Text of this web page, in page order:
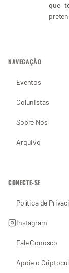
que
NAVEGAÇÃO
Eventos
Colunistas
Sobre Nós
Arquivo
CONECTE-SE
Política de
Instagram
Fale Conosco
Apoie o